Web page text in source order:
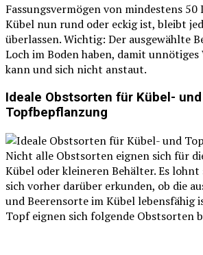
Fassungsvermögen von mindestens 50
Kübel nun rund oder eckig ist, bleibt
überlassen. Wichtig: Der ausgewählte
Loch im Boden haben, damit unnötiges
kann und sich nicht anstaut.
Ideale Obstsorten für Kübel- und
Topfbepflanzung
Nicht alle Obstsorten eignen sich für
Kübel oder kleineren Behälter. Es lohnt
sich vorher darüber erkunden, ob die
und Beerensorte im Kübel lebensfähig
Topf eignen sich folgende Obstsorten